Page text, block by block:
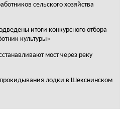
сельского хозяйства
итоги конкурсного отбора
культуры»
мост через реку
лодки в Шекснинском